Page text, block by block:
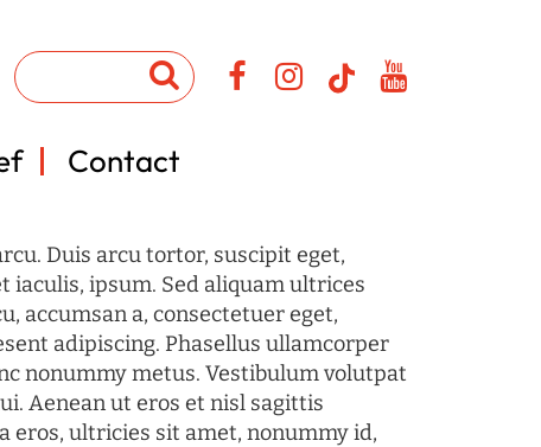
Contact
Duis arcu tortor, suscipit eget,
iaculis, ipsum. Sed aliquam ultrices
accumsan a, consectetuer eget,
adipiscing. Phasellus ullamcorper
nonummy metus. Vestibulum volutpat
Aenean ut eros et nisl sagittis
eros, ultricies sit amet, nonummy id,